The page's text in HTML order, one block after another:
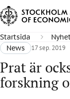
Startsida
News
17 sep. 2019
Prat är
forskning